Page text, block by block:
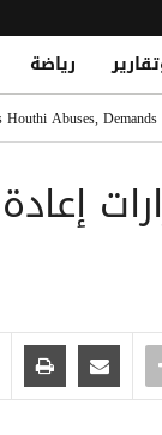
رياضة
Abuses,
بصفقة تاريخية